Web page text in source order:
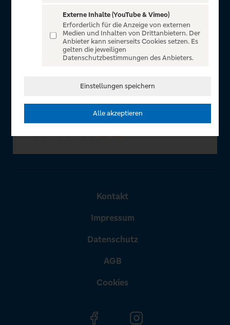
für alle Kunden der Volksbanken Raiffeisenbanken. Auf
unserem einzigartigen Portal finden Sie Tickets für
atemberaubende Konzerte, Musicals und Shows, die
Fußball-Bundesliga sowie die Champions League und die
In Zusammenarbeit mit
Kontakt
Impressum
Datenschutz
AGB
Cookies
Externe Inhalte (YouTube & Vimeo)
Erforderlich für die Anzeige von externen
Medien und Inhalten von Drittanbietern. Der
Anbieter kann seinerseits Cookies setzen. Es
gelten die jeweiligen
Datenschutzbestimmungen des Anbieters.
Einstellungen speichern
Alle akzeptieren